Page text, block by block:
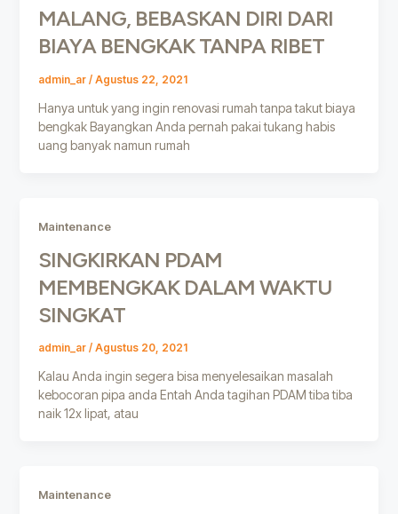
MALANG, BEBASKAN DIRI DARI
BIAYA BENGKAK TANPA RIBET
admin_ar / Agustus 22, 2021
Hanya untuk yang ingin renovasi rumah tanpa takut biaya
bengkak Bayangkan Anda pernah pakai tukang habis
uang banyak namun rumah
Maintenance
SINGKIRKAN PDAM
MEMBENGKAK DALAM WAKTU
SINGKAT
admin_ar / Agustus 20, 2021
Kalau Anda ingin segera bisa menyelesaikan masalah
kebocoran pipa anda Entah Anda tagihan PDAM tiba tiba
naik 12x lipat, atau
Maintenance